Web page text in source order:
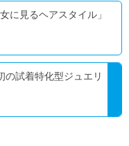
に見るヘアスタイル」
の試着特化型ジュエリ